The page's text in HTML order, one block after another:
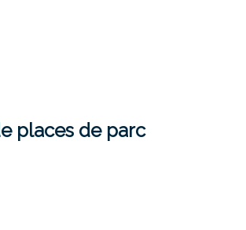
places de parc